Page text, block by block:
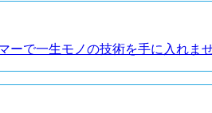
ーで一生モノの技術を手に入れま